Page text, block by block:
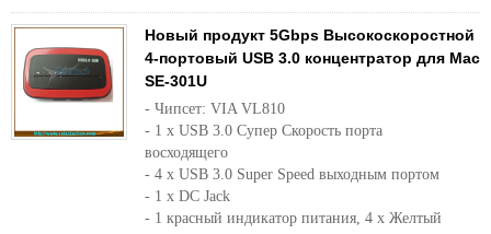
Новый продукт 5Gbps Высокоскоростной
4-портовый USB 3.0 концентратор для Mac
SE-301U
- Чипсет: VIA VL810
- 1 х USB 3.0 Супер Скорость порта
восходящего
- 4 х USB 3.0 Super Speed ​​выходным портом
- 1 х DC Jack
- 1 красный индикатор питания, 4 х Желтый